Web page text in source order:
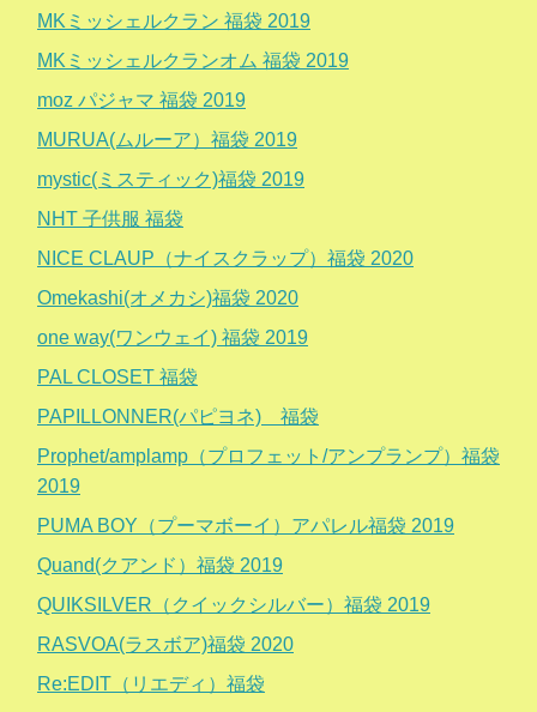
MKミッシェルクラン 福袋 2019
MKミッシェルクランオム 福袋 2019
moz パジャマ 福袋 2019
MURUA(ムルーア）福袋 2019
mystic(ミスティック)福袋 2019
NHT 子供服 福袋
NICE CLAUP（ナイスクラップ）福袋 2020
Omekashi(オメカシ)福袋 2020
one way(ワンウェイ) 福袋 2019
PAL CLOSET 福袋
PAPILLONNER(パピヨネ) 福袋
Prophet/amplamp（プロフェット/アンプランプ）福袋
2019
PUMA BOY（プーマボーイ）アパレル福袋 2019
Quand(クアンド）福袋 2019
QUIKSILVER（クイックシルバー）福袋 2019
RASVOA(ラスボア)福袋 2020
Re:EDIT（リエディ）福袋